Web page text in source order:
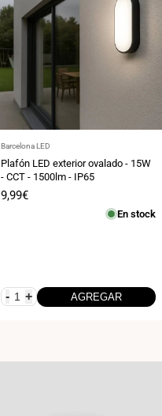
Proveedor:
Barcelona LED
Plafón LED exterior ovalado - 15W
- CCT - 1500lm - IP65
Precio
9,99€
En stock
- + AGREGAR